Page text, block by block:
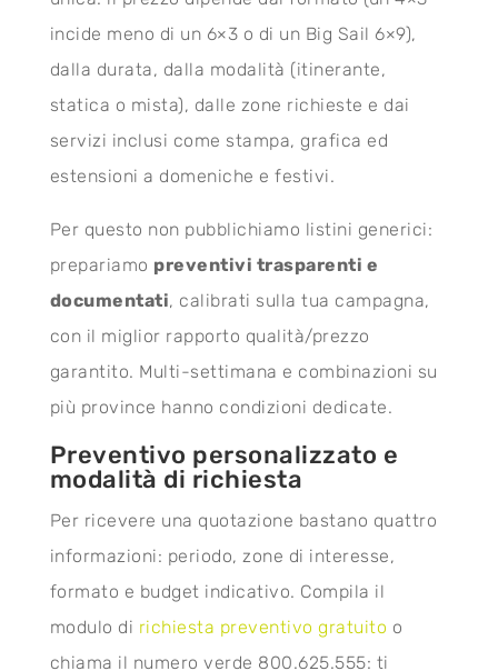
incide meno di un 6×3 o di un Big Sail 6×9),
dalla durata, dalla modalità (itinerante,
statica o mista), dalle zone richieste e dai
servizi inclusi come stampa, grafica ed
estensioni a domeniche e festivi.
Per questo non pubblichiamo listini generici:
prepariamo preventivi trasparenti e
documentati, calibrati sulla tua campagna,
con il miglior rapporto qualità/prezzo
garantito. Multi-settimana e combinazioni su
più province hanno condizioni dedicate.
Preventivo personalizzato e
modalità di richiesta
Per ricevere una quotazione bastano quattro
informazioni: periodo, zone di interesse,
formato e budget indicativo. Compila il
modulo di richiesta preventivo gratuito o
chiama il numero verde 800.625.555: ti